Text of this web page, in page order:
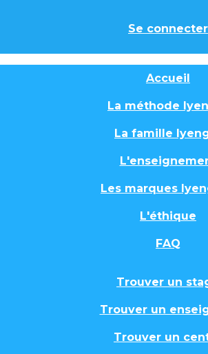
Se connecter
Accueil
La méthode
La famille
Les marques
L'éthique
FAQ
Trouver un
Trouver un
Trouver un